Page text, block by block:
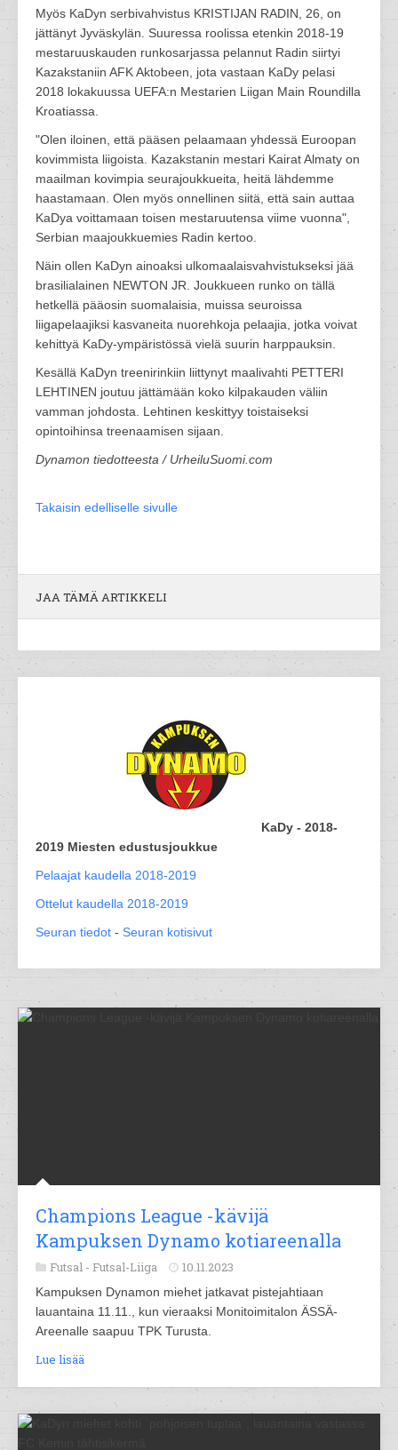
Myös KaDyn serbivahvistus KRISTIJAN RADIN, 26, on
jättänyt Jyväskylän. Suuressa roolissa etenkin 2018-19
mestaruuskauden runkosarjassa pelannut Radin siirtyi
Kazakstaniin AFK Aktobeen, jota vastaan KaDy pelasi
2018 lokakuussa UEFA:n Mestarien Liigan Main Roundilla
Kroatiassa.
"Olen iloinen, että pääsen pelaamaan yhdessä Euroopan
kovimmista liigoista. Kazakstanin mestari Kairat Almaty on
maailman kovimpia seurajoukkueita, heitä lähdemme
haastamaan. Olen myös onnellinen siitä, että sain auttaa
KaDya voittamaan toisen mestaruutensa viime vuonna",
Serbian maajoukkuemies Radin kertoo.
Näin ollen KaDyn ainoaksi ulkomaalaisvahvistukseksi jää
brasilialainen NEWTON JR. Joukkueen runko on tällä
hetkellä pääosin suomalaisia, muissa seuroissa
liigapelaajiksi kasvaneita nuorehkoja pelaajia, jotka voivat
kehittyä KaDy-ympäristössä vielä suurin harppauksin.
Kesällä KaDyn treenirinkiin liittynyt maalivahti PETTERI
LEHTINEN joutuu jättämään koko kilpakauden väliin
vamman johdosta. Lehtinen keskittyy toistaiseksi
opintoihinsa treenaamisen sijaan.
Dynamon tiedotteesta / UrheiluSuomi.com
Takaisin edelliselle sivulle
JAA TÄMÄ ARTIKKELI
KaDy - 2018-
2019 Miesten edustusjoukkue
Pelaajat kaudella 2018-2019
Ottelut kaudella 2018-2019
Seuran tiedot - Seuran kotisivut
Champions League -kävijä
Kampuksen Dynamo kotiareenalla
Futsal - Futsal-Liiga 10.11.2023
Kampuksen Dynamon miehet jatkavat pistejahtiaan
lauantaina 11.11., kun vieraaksi Monitoimitalon ÄSSÄ-
Areenalle saapuu TPK Turusta.
Lue lisää